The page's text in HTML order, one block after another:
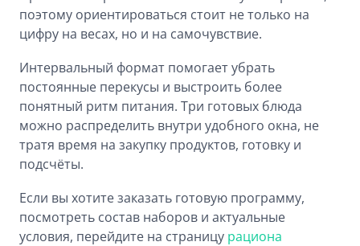
поэтому ориентироваться стоит не только на
цифру на весах, но и на самочувствие.
Интервальный формат помогает убрать
постоянные перекусы и выстроить более
понятный ритм питания. Три готовых блюда
можно распределить внутри удобного окна, не
тратя время на закупку продуктов, готовку и
подсчёты.
Если вы хотите заказать готовую программу,
посмотреть состав наборов и актуальные
условия, перейдите на страницу рациона